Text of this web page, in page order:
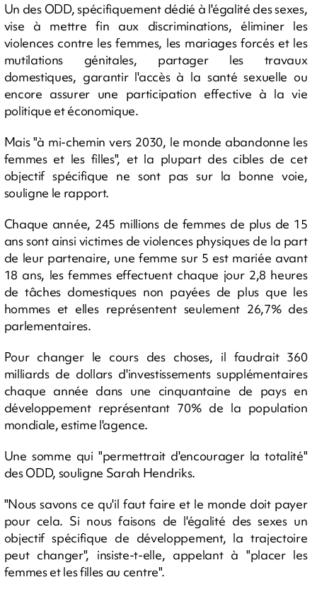
Un des ODD, spécifiquement dédié à l'égalité des sexes,
vise à mettre fin aux discriminations, éliminer les
violences contre les femmes, les mariages forcés et les
mutilations génitales, partager les travaux
domestiques, garantir l'accès à la santé sexuelle ou
encore assurer une participation effective à la vie
politique et économique.
Mais "à mi-chemin vers 2030, le monde abandonne les
femmes et les filles", et la plupart des cibles de cet
objectif spécifique ne sont pas sur la bonne voie,
souligne le rapport.
Chaque année, 245 millions de femmes de plus de 15
ans sont ainsi victimes de violences physiques de la part
de leur partenaire, une femme sur 5 est mariée avant
18 ans, les femmes effectuent chaque jour 2,8 heures
de tâches domestiques non payées de plus que les
hommes et elles représentent seulement 26,7% des
parlementaires.
Pour changer le cours des choses, il faudrait 360
milliards de dollars d'investissements supplémentaires
chaque année dans une cinquantaine de pays en
développement représentant 70% de la population
mondiale, estime l'agence.
Une somme qui "permettrait d'encourager la totalité"
des ODD, souligne Sarah Hendriks.
"Nous savons ce qu'il faut faire et le monde doit payer
pour cela. Si nous faisons de l'égalité des sexes un
objectif spécifique de développement, la trajectoire
peut changer", insiste-t-elle, appelant à "placer les
femmes et les filles au centre".